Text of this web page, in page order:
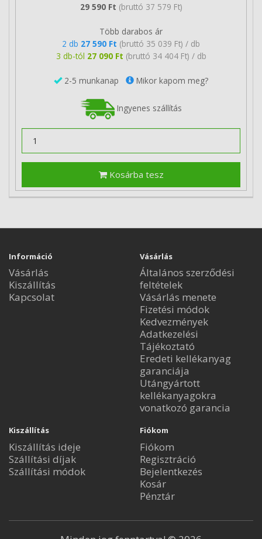
29 590 Ft (bruttó 37 579 Ft)
Több darabos ár
2 db 27 590 Ft (bruttó 35 039 Ft) / db
3 db-tól 27 090 Ft (bruttó 34 404 Ft) / db
2-5 munkanap Mikor kapom meg?
Ingyenes szállítás
Kosárba tesz
Információ
Vásárlás
Kiszállítás
Kapcsolat
Vásárlás
Általános szerződési
feltételek
Vásárlás menete
Fizetési módok
Kedvezmények
Adatkezelési
Tájékoztató
Eredeti kellékanyag
garanciája
Utángyártott
kellékanyagokra
vonatkozó garancia
Kiszállítás
Kiszállítás ideje
Szállítási díjak
Szállítási módok
Fiókom
Fiókom
Regisztráció
Bejelentkezés
Kosár
Pénztár